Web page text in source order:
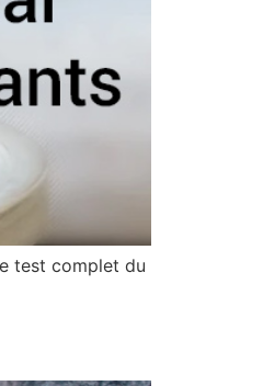
test complet du